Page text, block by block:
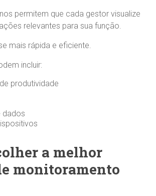
permitem que cada gestor visualize
relevantes para sua função.
mais rápida e eficiente.
incluir:
produtividade
dados
a melhor
monitoramento